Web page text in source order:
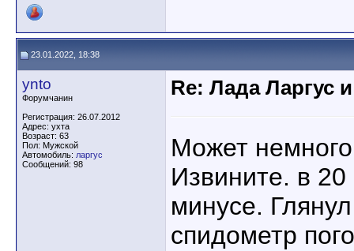
23.01.2022, 18:38
ynto
Форумчанин
Регистрация: 26.07.2012
Адрес: ухта
Возраст: 63
Пол: Мужской
Автомобиль: ларгус
Сообщений: 98
Re: Лада Ларгус
Может
Извините. в 20
минусе.
спидометр